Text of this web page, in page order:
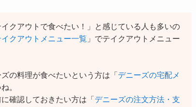
クアウトで食べたい！」と感じている人も多いの
クアウトメニュー一覧 」でテイクアウトメニュー
の料理が食べたいという方は「 デニーズの宅配メ
。
確認しておきたい方は「 デニーズの注文方法・支